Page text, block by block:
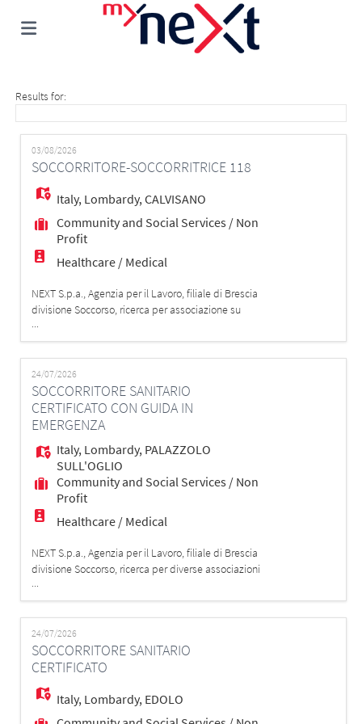
Job
list
Upload
CV
Language
EN
FR
IT
DE
PT
Results for:
03/08/2026
SOCCORRITORE-SOCCORRITRICE 118
Italy, Lombardy,CALVISANO
Community and Social Services / Non
Profit
Healthcare / Medical
NEXT S.p.a., Agenzia per il Lavoro, filiale di Brescia
divisione Soccorso, ricerca per associazione su
Calvisano (BS) e su tutto il territorio di Brescia e
provincia, figure di SOCCORRITORE/SOCCORRITRICE
ESECUTORE CERTIFICATO/A AREU REQUISITI
FONDAMENTALI: - Essere in possesso dell'attestato
120 ore; - Disponibilità a lavorare su turni h24 d
...
24/07/2026
SOCCORRITORE SANITARIO
CERTIFICATO CON GUIDA IN
EMERGENZA
Italy, Lombardy, PALAZZOLO
SULL'OGLIO
Community and Social Services / Non
Profit
Healthcare / Medical
NEXT S.p.a., Agenzia per il Lavoro, filiale di Brescia
divisione Soccorso, ricerca per diverse associazioni
sulla zona di Palazzolo sull'Oglio (BS) e su tutto il
territorio di Brescia e provincia, figure di
SOCCORRITORE/SOCCORRITRICE ESECUTORE
CERTIFICATO/A AREU REQUISITI FONDAMENTALI: -
Essere in possesso dell'attestato 120 ore - Disponibil
...
24/07/2026
SOCCORRITORE SANITARIO
CERTIFICATO
Italy, Lombardy, EDOLO